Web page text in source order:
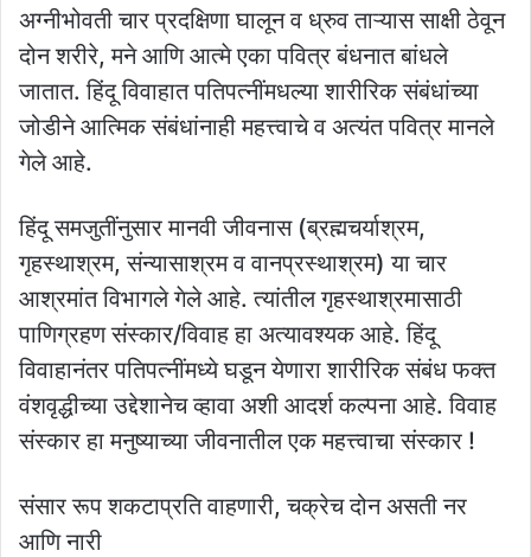
अग्नीभोवती चार प्रदक्षिणा घालून व ध्रुव ताऱ्यास साक्षी ठेवून
दोन शरीरे, मने आणि आत्मे एका पवित्र बंधनात बांधले
जातात. हिंदू विवाहात पतिपत्‍नींमधल्या शारीरिक संबंधांच्या
जोडीने आत्मिक संबंधांनाही महत्त्वाचे व अत्यंत पवित्र मानले
गेले आहे.
हिंदू समजुतींनुसार मानवी जीवनास (ब्रह्मचर्याश्रम,
गृहस्थाश्रम, संन्यासाश्रम व वानप्रस्थाश्रम) या चार
आश्रमांत विभागले गेले आहे. त्यांतील गृहस्थाश्रमासाठी
पाणिग्रहण संस्कार/विवाह हा अत्यावश्यक आहे. हिंदू
विवाहानंतर पतिपत्‍नींमध्ये घडून येणारा शारीरिक संबंध फक्त
वंशवृद्धीच्या उद्देशानेच व्हावा अशी आदर्श कल्पना आहे. विवाह
संस्कार हा मनुष्याच्या जीवनातील एक महत्त्वाचा संस्कार !
संसार रूप शकटाप्रति वाहणारी, चक्रेच दोन असती नर
आणि नारी